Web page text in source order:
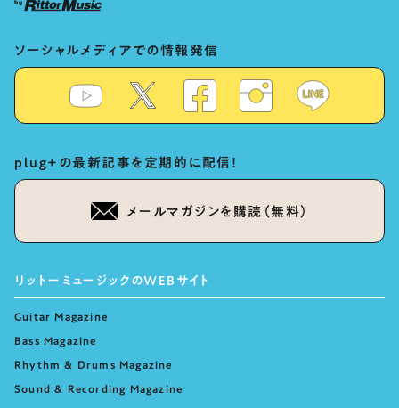
ソーシャルメディアでの情報発信
plug+の最新記事を定期的に配信！
メールマガジンを購読（無料）
リットーミュージックのWEBサイト
Guitar Magazine
Bass Magazine
Rhythm & Drums Magazine
Sound & Recording Magazine